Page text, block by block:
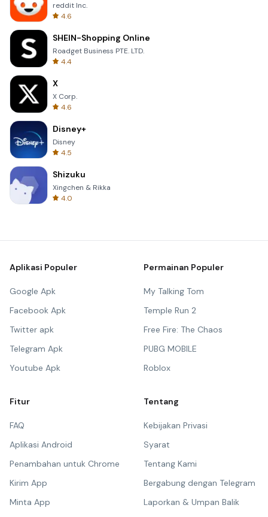
reddit Inc.
4.6
SHEIN-Shopping Online
Roadget Business PTE. LTD.
4.4
X
X Corp.
4.6
Disney+
Disney
4.5
Shizuku
Xingchen & Rikka
4.0
Aplikasi Populer
Google Apk
Facebook Apk
Twitter apk
Telegram Apk
Youtube Apk
Permainan Populer
My Talking Tom
Temple Run 2
Free Fire: The Chaos
PUBG MOBILE
Roblox
Fitur
FAQ
Aplikasi Android
Penambahan untuk Chrome
Kirim App
Minta App
Tentang
Kebijakan Privasi
Syarat
Tentang Kami
Bergabung dengan Telegram
Laporkan & Umpan Balik